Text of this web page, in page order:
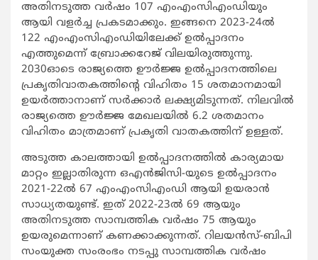
അതിനടുത്ത വര്‍ഷം 107 എംഎംസിഎംഡിയും
ആയി വളര്‍ച്ച പ്രകടമാക്കും. ഇങ്ങനെ 2023-24ല്‍
122 എംഎംസിഎംഡിയിലേക്ക് ഉല്‍പ്പാദനം
എത്തുമെന്ന് ബ്രോക്കറേജ് വിലയിരുത്തുന്നു.
2030ഓടെ രാജ്യത്തെ ഊര്‍ജ്ജ ഉല്‍പ്പാദനത്തിലെ
പ്രകൃതിവാതകത്തിന്‍റെ വിഹിതം 15 ശതമാനമായി
ഉയര്‍ത്താനാണ് സര്‍ക്കാര്‍ ലക്ഷ്യമിടുന്നത്. നിലവില്‍
രാജ്യത്തെ ഊര്‍ജ്ജ മേഖലയില്‍ 6.2 ശതമാനം
വിഹിതം മാത്രമാണ് പ്രകൃതി വാതകത്തിന് ഉള്ളത്.
അടുത്ത കാലത്തായി ഉല്‍പ്പാദനത്തില്‍ കാര്യമായ
മാറ്റം ഇല്ലാതിരുന്ന ഒഎന്‍ജിസി-യുടെ ഉല്‍പ്പാദനം
2021-22ല്‍ 67 എംഎംസിഎംഡി ആയി ഉയരാന്‍
സാധ്യതയുണ്ട്. ഇത് 2022-23ല്‍ 69 ആയും
അതിനടുത്ത സാമ്പത്തിക വര്‍ഷം 75 ആയും
ഉയരുമെന്നാണ് കണക്കാക്കുന്നത്. റിലയന്‍സ്-ബിപി
സംയുക്ത സംരംഭം നടപ്പു സാമ്പത്തിക വര്‍ഷം